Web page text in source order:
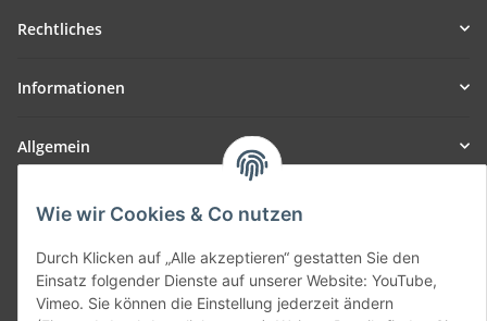
Wie wir Cookies & Co nutzen
Durch Klicken auf „Alle akzeptieren“ gestatten Sie den
Einsatz folgender Dienste auf unserer Website: YouTube,
Vimeo. Sie können die Einstellung jederzeit ändern
Rechtliches
Informationen
Allgemein
Teil unseres Netzwerks:
SmoliTec - Safety. Simplified. Worldwide. ( B2B Shop )
Vertrag widerrufen